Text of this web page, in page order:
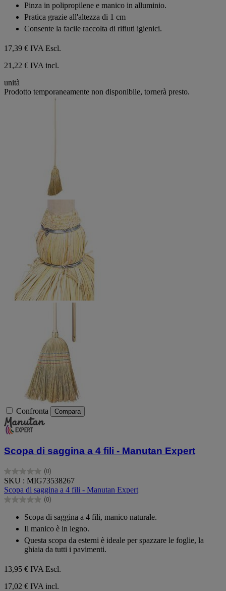
stelle.
Pinza in polipropilene e manico in alluminio.
Pratica grazie all'altezza di 1 cm
Consente la facile raccolta di rifiuti igienici.
17,39 € IVA Escl.
21,22 € IVA incl.
unità
Prodotto temporaneamente non disponibile, tornerà presto.
Confronta Compara
Scopa di saggina a 4 fili - Manutan Expert
(0)
0.0
su
5
stelle.
SKU : MIG73538267
Scopa di saggina a 4 fili - Manutan Expert
(0)
0.0
stelle.
Scopa di saggina a 4 fili, manico naturale.
Il manico è in legno.
Questa scopa da esterni è ideale per spazzare le foglie, la
ghiaia da tutti i pavimenti.
13,95 € IVA Escl.
17,02 € IVA incl.